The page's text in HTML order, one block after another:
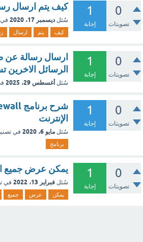
0
تصويتات
1
إجابة
كيف يتم ارسال
سُئل ديسمبر 17، 2020
كيف يتم ارسال
0
تصويتات
1
إجابة
ارسال رسالة عن
الرسائل
سُئل أغسطس 29، 2025
0
تصويتات
1
إجابة
الإنترنت
سُئل مايو 6، 2020 في
برنامج
0
تصويتات
1
إجابة
يمكن عرض جميع
سُئل فبراير 13، 2022 في
يمكن عرض جميع